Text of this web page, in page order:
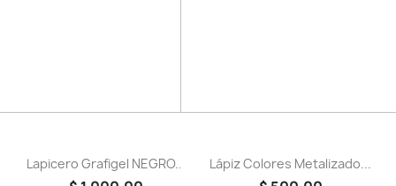
Lapicero Grafigel NEGRO... Lápiz Colores Metalizado...